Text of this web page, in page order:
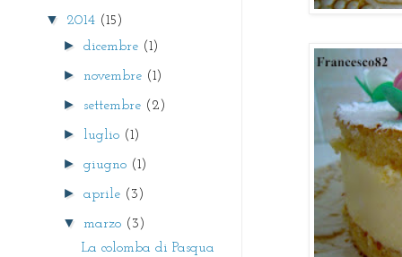
▼ 2014 (15)
►dicembre (1)
► novembre (1)
► settembre (2)
► luglio (1)
►giugno (1)
►aprile (3)
▼ marzo (3)
La colomba di Pasqua